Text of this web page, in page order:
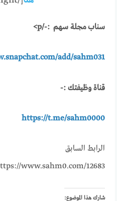
سناب مجلة سهم :-/p>
add/sahm031
قناة وظيفتك :-
https://t.me/sahm0000
الرابط السابق
www.sahm0.com/12683
شارك هذا الموضوع: